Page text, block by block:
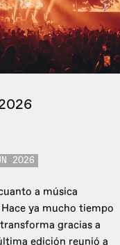
2026
a música
ya mucho tiempo
gracias a
edición reunió a